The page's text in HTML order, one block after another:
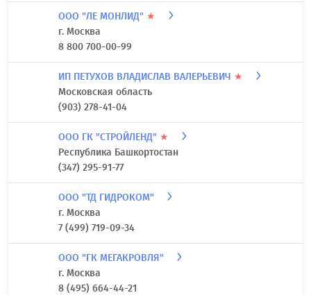
ООО "ЛЕ МОНЛИД" ★
г. Москва
8 800 700-00-99
ИП ПЕТУХОВ ВЛАДИСЛАВ ВАЛЕРЬЕВИЧ ★
Московская область
(903) 278-41-04
ООО ГК "СТРОЙЛЕНД" ★
Республика Башкортостан
(347) 295-91-77
ООО "ТД ГИДРОКОМ"
г. Москва
7 (499) 719-09-34
ООО "ГК МЕГАКРОВЛЯ"
г. Москва
8 (495) 664-44-21